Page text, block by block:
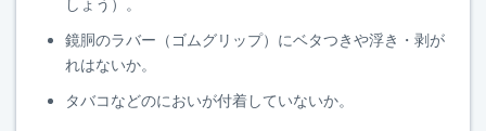
しょう）。
鏡胴のラバー（ゴムグリップ）にベタつきや浮き・剥が
れはないか。
タバコなどのにおいが付着していないか。